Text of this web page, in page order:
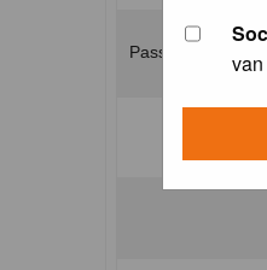
Password: